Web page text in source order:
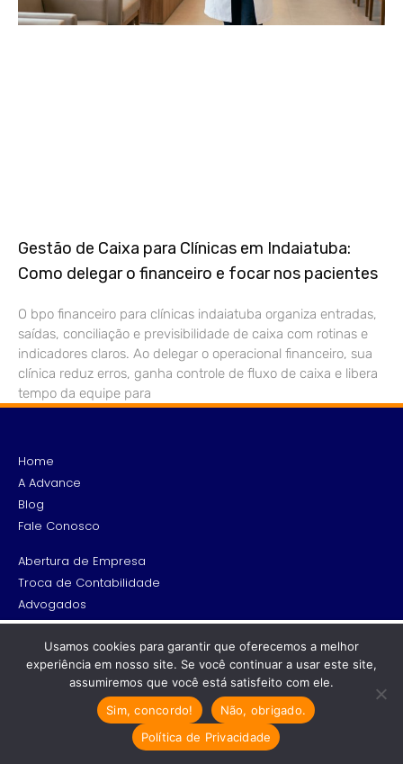
Gestão de Caixa para Clínicas em Indaiatuba:
Como delegar o financeiro e focar nos pacientes
O bpo financeiro para clínicas indaiatuba organiza entradas,
saídas, conciliação e previsibilidade de caixa com rotinas e
indicadores claros. Ao delegar o operacional financeiro, sua
clínica reduz erros, ganha controle de fluxo de caixa e libera
tempo da equipe para
Home
A Advance
Blog
Fale Conosco
Abertura de Empresa
Troca de Contabilidade
Advogados
Arquitetos, Engenheiros e Designers de Interiores
Consultores
Médicos e Profissionais da saúde
Profissionais de TI
Comércio Varejista e Atacadista
Representantes e Empresas de Representação comercial
Recomendado só para você
Alvará de funcionamento: saiba o
que é e como obtê-lo
Entenda o que é e como você pode
obter o…
Usamos cookies para garantir que oferecemos a melhor
experiência em nosso site. Se você continuar a usar este site,
assumiremos que você está satisfeito com ele.
Sim, concordo!
Não, obrigado.
Política de Privacidade